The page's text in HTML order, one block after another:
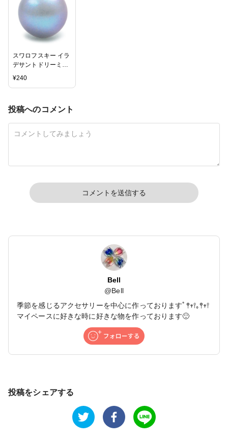
スワロフスキー イラ
デサントドリーミー
ブルー3mm
¥240
投稿へのコメント
コメントを送信する
Bell
@Bell
季節を感じるアクセサリーを中心に作っておりますﾟ𖤣𖥧𖥣｡𖤣𖥧𖥣
マイペースに好きな時に好きな物を作っております🙂
投稿をシェアする